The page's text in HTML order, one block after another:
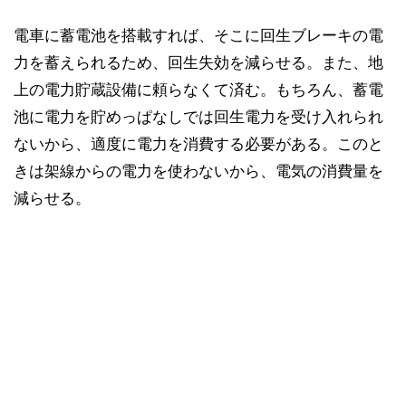
電車に蓄電池を搭載すれば、そこに回生ブレーキの電
力を蓄えられるため、回生失効を減らせる。また、地
上の電力貯蔵設備に頼らなくて済む。もちろん、蓄電
池に電力を貯めっぱなしでは回生電力を受け入れられ
ないから、適度に電力を消費する必要がある。このと
きは架線からの電力を使わないから、電気の消費量を
減らせる。